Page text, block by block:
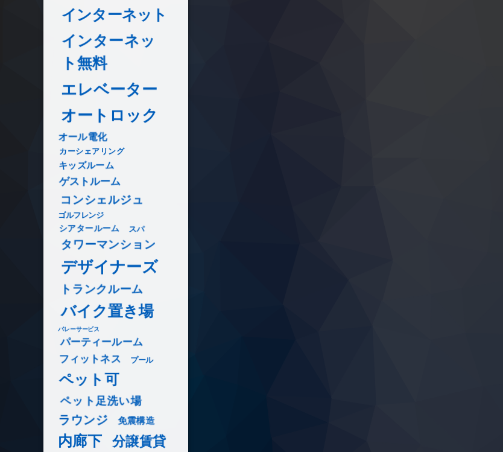
インターネット
インターネッ
ト無料
エレベーター
オートロック
オール電化
カーシェアリング
キッズルーム
ゲストルーム
コンシェルジュ
ゴルフレンジ
シアタールーム スパ
タワーマンション
デザイナーズ
トランクルーム
バイク置き場
バレーサービス
パーティールーム
フィットネス プール
ペット可
ペット足洗い場
ラウンジ 免震構造
内廊下 分譲賃貸